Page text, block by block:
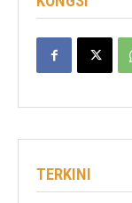
TERKINI